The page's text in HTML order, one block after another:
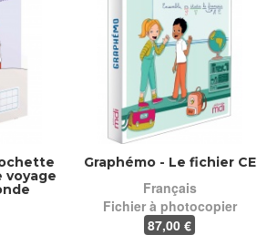
voyage
Graphémo - Le fichier CE
Français
Fichier à photocopier
87,00 €